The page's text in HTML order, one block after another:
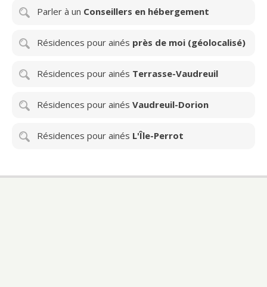
Parler à un Conseillers en hébergement
Résidences pour ainés près de moi (géolocalisé)
Résidences pour ainés Terrasse-Vaudreuil
Résidences pour ainés Vaudreuil-Dorion
Résidences pour ainés L'Île-Perrot